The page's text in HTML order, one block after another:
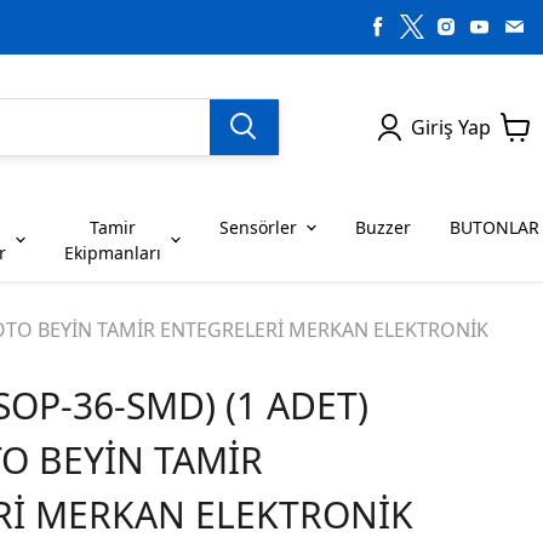
Giriş Yap
SENSÖRLER LEDLER
BUTONLAR
SERİSİ ENTEGRELER C SERİSİ ENTEGRELER
ENTEGRELER G SERİSİ ENTEGRELER
ENTEGRELER K SERİSİ ENTEGRELER
Dirençler
Tamir
Ekipmanları
Sensörler Buzzer BUTONLAR
BEYİN TAMİR ENTEGRELERİ MERKAN ELEKTRONİK
36-SMD) (1 ADET)
BEYİN TAMİR
MERKAN ELEKTRONİK